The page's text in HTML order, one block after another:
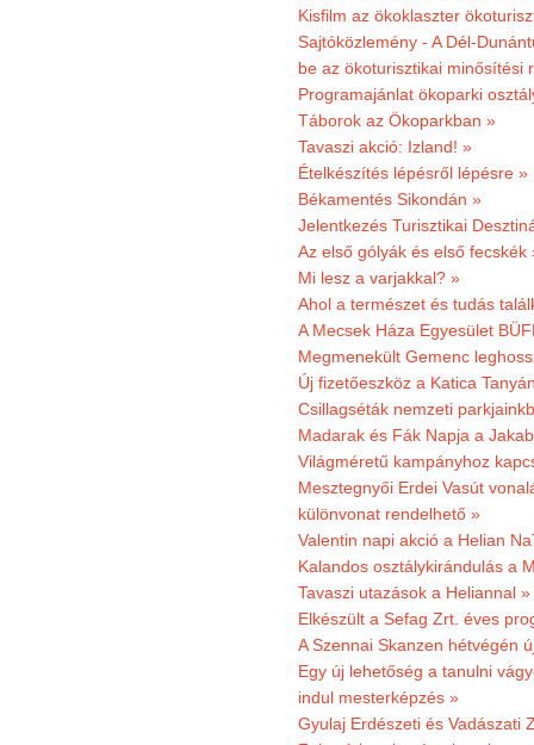
Kisfilm az ökoklaszter
Sajtóközlemény - A Dél-
be az ökoturisztikai minősítési
Programajánlat ökoparki
Táborok az Ökoparkban »
Tavaszi akció: Izland! »
Ételkészítés lépésről lépésre »
Békamentés Sikondán »
Jelentkezés Turisztikai
Az első gólyák és első fecskék
Mi lesz a varjakkal? »
Ahol a természet és tudás
A Mecsek Háza Egyesület
Megmenekült Gemenc
Új fizetőeszköz a Katica
Csillagséták nemzeti
Madarak és Fák Napja a
Világméretű kampányhoz
Mesztegnyői Erdei Vasút
különvonat rendelhető »
Valentin napi akció a Helian
Kalandos osztálykirándulás a
Tavaszi utazások a Heliannal »
Elkészült a Sefag Zrt. éves
A Szennai Skanzen hétvégén
Egy új lehetőség a tanulni
indul mesterképzés »
Gyulaj Erdészeti és Vadászati